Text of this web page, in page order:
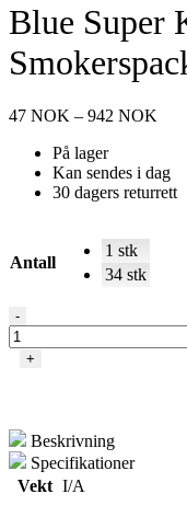
Blue Super
47 NOK – 942 NOK
942
På lager
Kan sendes i dag
30 dagers returrett
Antall
1 stk
34 stk
Blue
Super
King
-
+
Beskrivning
Specifikationer
Vekt I/A